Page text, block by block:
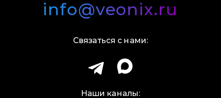
info@veonix.ru
Связаться с нами:
Наши каналы: